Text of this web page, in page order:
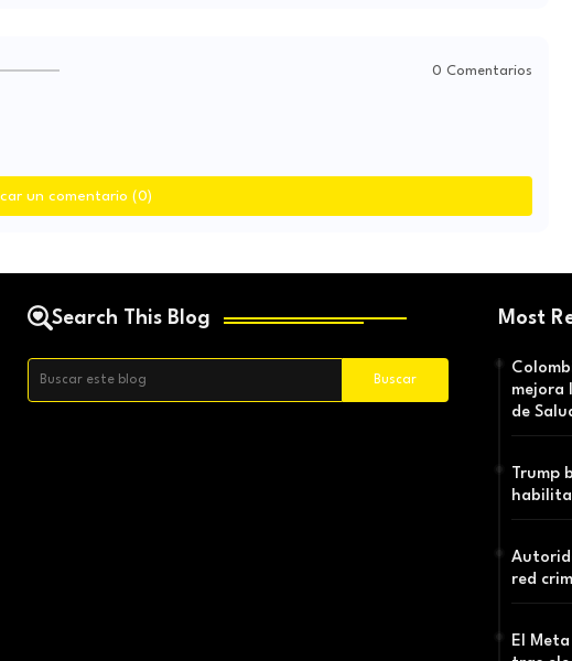
0 Comentarios
un comentario (0)
Search This Blog Most
mejora
de
Trump
habilita
red
El